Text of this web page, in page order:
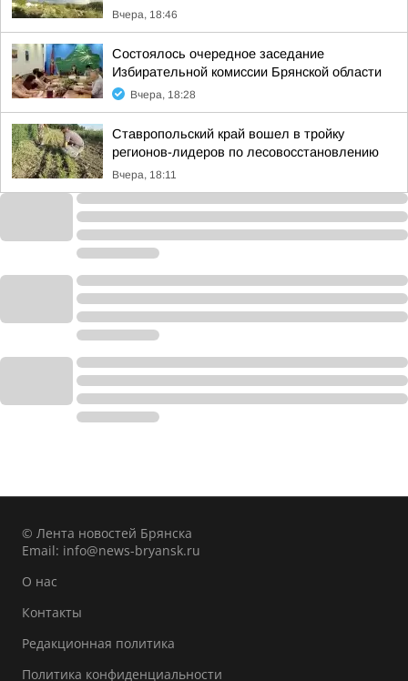
Вчера, 18:46
Состоялось очередное заседание
Избирательной комиссии Брянской области
Вчера, 18:28
Ставропольский край вошел в тройку
регионов-лидеров по лесовосстановлению
Вчера, 18:11
© Лента новостей Брянска
Email: info@news-bryansk.ru
О нас
Контакты
Редакционная политика
Политика конфиденциальности